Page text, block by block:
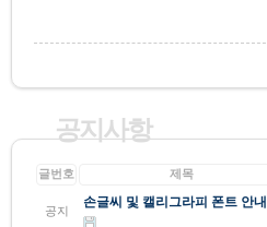
공지사항
글번호 제목
공지
손글씨 및 캘리그라피 폰트 안내